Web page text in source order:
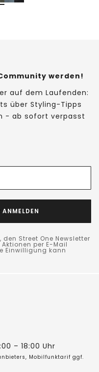
werden!
auf dem Laufenden:
über Styling-Tipps
- ab sofort verpasst
Street One Newsletter
per E-Mail
Einwilligung kann
– 18:00 Uhr
Mobilfunktarif ggf.